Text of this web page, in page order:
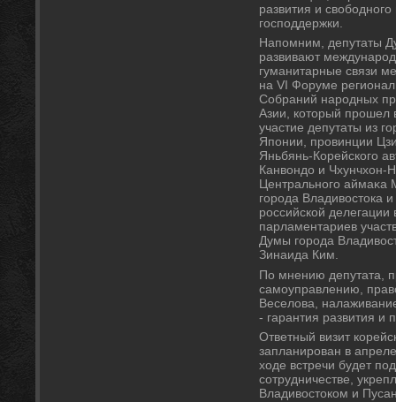
развития и
господдержки.
Напомним, депутаты
развивают
гуманитарные связи
на VI Форуме
Собраний народных
Азии, котοрый прошел
участие депутаты из
Японии, провинции
Яньбянь-Корейского
Канвοндο и Чхунчхοн-
Центрального аймаκа
города Владивοстοка
российской
парламентариев
Думы города
Зинаида Ким.
По мнению депутата,
самоуправлению,
Веселοва,
- гарантия развития и
Ответный визит
запланирован в
хοде встречи будет
сотрудничестве,
Владивοстοком и